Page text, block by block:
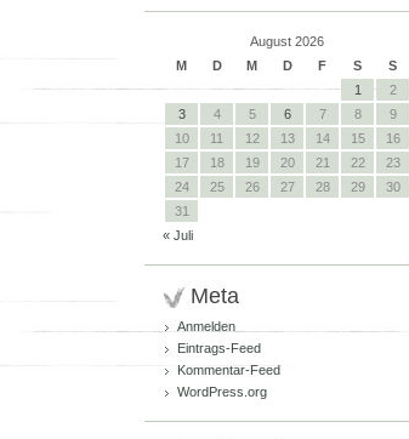
August 2026
M
D M D F S
S
1
2
3
4 5 6 7 8
9
10
11 12 13 14 15
16
17
18 19 20 21 22
23
24
25 26 27 28 29
30
31
« Juli
Meta
Anmelden
Eintrags-Feed
Kommentar-Feed
WordPress.org